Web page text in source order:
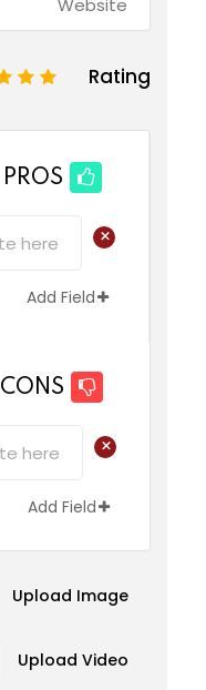
Rating
5
4
PROS
+
Add Field
CONS
+
Add Field
Upload Image
Upload Video